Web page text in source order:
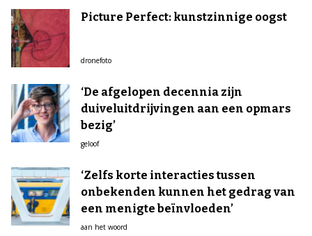
Picture Perfect: kunstzinnige oogst
dronefoto
‘De afgelopen decennia zijn
duiveluitdrijvingen aan een opmars
bezig’
geloof
‘Zelfs korte interacties tussen
onbekenden kunnen het gedrag van
een menigte beïnvloeden’
aan het woord